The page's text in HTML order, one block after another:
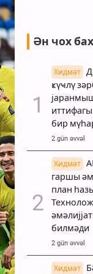
Ән чох
Хидмәт
ҝүҹлү
бир
2 gün əvvəl
Хидмәт
гаршы
план
билмәди
2 gün əvvəl
Хидмәт